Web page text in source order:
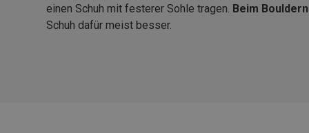
einen Schuh mit festerer Sohle tragen. Beim Bouldern
Schuh dafür meist besser.